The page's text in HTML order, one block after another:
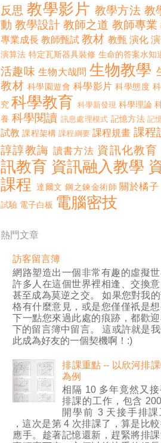
反思 教學影片 教學方法 教
動 教學設計 教師之道 教師專業
專業成長 教師甄試 教材 教甄 演化
演算法 特定瓦斯器具裝修 生命的答案水知
活趣味 生物大哉問 生物教學
教材 科學園遊會 科學影片 科學態度
究 科學教育 科學新發現 科學理論
養 科學閱讀 訊息處理模式 記憶方法 記
試教 課程架構 課程綱要 課程規畫 課程
諄諄教誨 讀書方法 資訊化教育
訊教育 資訊融入教學
課程
達爾文 鋼之鍊金術師 關於橘子
試驗 電子白板 電腦密技
熱門文章
訪客留言簿
網路塑造出一個非常有趣的虛擬世
許多人在這個世界裡相逢、交換意
甚至成為莫逆之交。 如果您對我
格有什麼意見，或是您僅僅祇是想
下一點您來過此處的痕跡，都歡
下的留言簿中留言。 這或許就是
此成為好友的一個契機啊！:)
排課重點 -- 以欣河排
為例
相隔 10 多年竟然又接
排課的工作，包含
開學前 3 天接手排課
，這次是第 4 次排課了，算是比
應手。趁著記憶還新，趕緊將排